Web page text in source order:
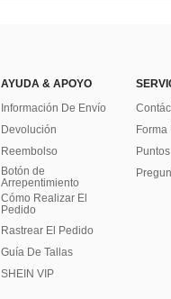
AYUDA & APOYO
Información De Envío
Devolución
Reembolso
Botón de
Arrepentimiento
Cómo Realizar El
Pedido
Rastrear El Pedido
Guía De Tallas
SHEIN VIP
Forma
Puntos